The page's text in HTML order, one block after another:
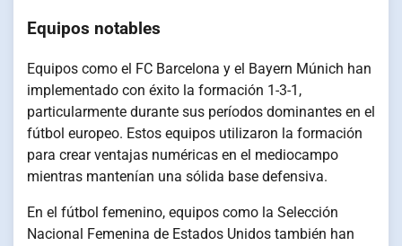
Equipos notables
Equipos como el FC Barcelona y el Bayern Múnich han
implementado con éxito la formación 1-3-1,
particularmente durante sus períodos dominantes en el
fútbol europeo. Estos equipos utilizaron la formación
para crear ventajas numéricas en el mediocampo
mientras mantenían una sólida base defensiva.
En el fútbol femenino, equipos como la Selección
Nacional Femenina de Estados Unidos también han